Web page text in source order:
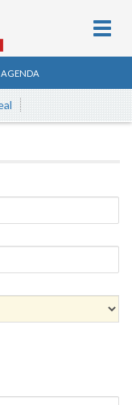
AGENDA